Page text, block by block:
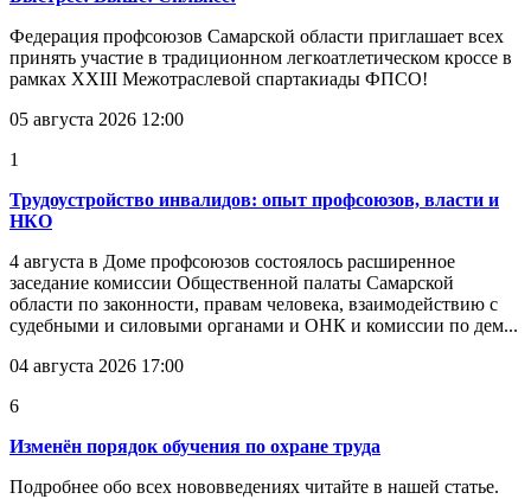
Федерация профсоюзов Самарской области приглашает всех
принять участие в традиционном легкоатлетическом кроссе в
рамках XXIII Межотраслевой спартакиады ФПСО!
05 августа 2026 12:00
1
Трудоустройство инвалидов: опыт профсоюзов, власти и
НКО
4 августа в Доме профсоюзов состоялось расширенное
заседание комиссии Общественной палаты Самарской
области по законности, правам человека, взаимодействию с
судебными и силовыми органами и ОНК и комиссии по дем...
04 августа 2026 17:00
6
Изменён порядок обучения по охране труда
Подробнее обо всех нововведениях читайте в нашей статье.